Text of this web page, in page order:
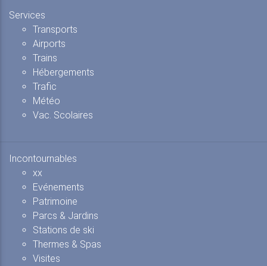
Services
Transports
Airports
Trains
Hébergements
Trafic
Météo
Vac. Scolaires
Incontournables
xx
Evénements
Patrimoine
Parcs & Jardins
Stations de ski
Thermes & Spas
Visites